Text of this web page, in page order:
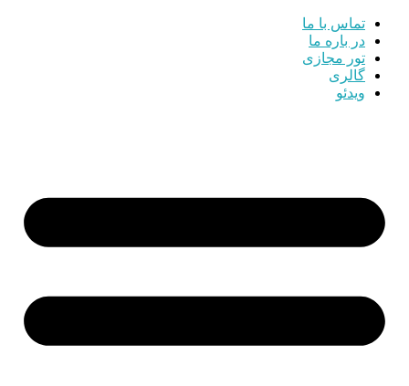
تماس با ما
در باره ما
تور مجازی
گالری
ویدئو